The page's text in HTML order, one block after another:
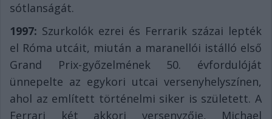
sótlanságát.
1997: Szurkolók ezrei és Ferrarik százai lepték
el Róma utcáit, miután a maranellói istálló első
Grand Prix-győzelmének 50. évfordulóját
ünnepelte az egykori utcai versenyhelyszínen,
ahol az említett történelmi siker is született. A
Ferrari két akkori versenyzője, Michael